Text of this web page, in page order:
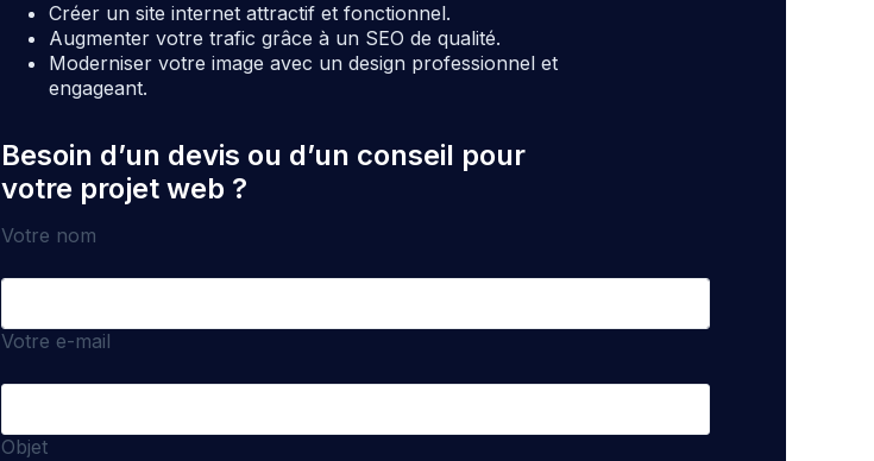
Créer un site internet attractif et fonctionnel.
Augmenter votre trafic grâce à un SEO de qualité.
Moderniser votre image avec un design professionnel et
engageant.
Besoin d’un devis ou d’un conseil pour
votre projet web ?
Votre nom
Votre e-mail
Objet